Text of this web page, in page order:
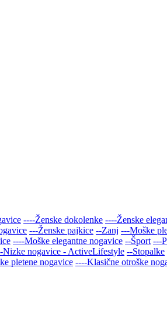
----Ženske dokolenke ----Ženske
---Ženske pajkice --Zanj ---Moške
----Moške elegantne nogavice --Šport ---
Nizke nogavice - ActiveLifestyle --Stopalke
pletene nogavice ----Klasične otroške